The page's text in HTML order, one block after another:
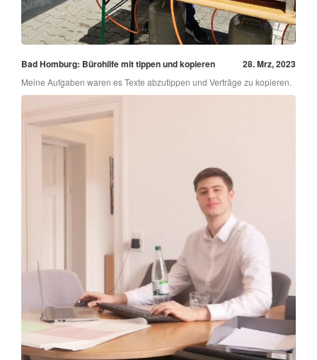
Bad Homburg: Bürohilfe mit tippen und kopieren 28. Mrz, 2023
Meine Aufgaben waren es Texte abzutippen und Verträge zu kopieren.